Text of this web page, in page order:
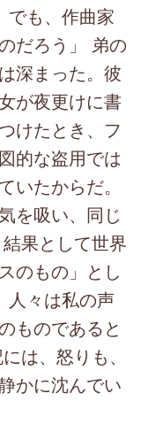
も、作曲家
だろう」 弟の
深まった。彼
が夜更けに書
けたとき、フ
的な盗用では
いたからだ。
を吸い、同じ
果として世界
のもの」とし
々は私の声
ものであると
は、怒りも、
かに沈んでい